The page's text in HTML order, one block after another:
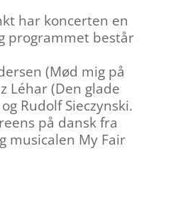
har koncerten en
programmet består
(Mød mig på
Léhar (Den glade
Rudolf Sieczynski.
på dansk fra
musicalen My Fair